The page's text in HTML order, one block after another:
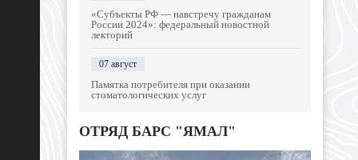
«Субъекты РФ — навстречу гражданам
России 2024»: федеральный новостной
лекторий
07 август
Памятка потребителя при оказании
стоматологических услуг
ОТРЯД БАРС "ЯМАЛ"